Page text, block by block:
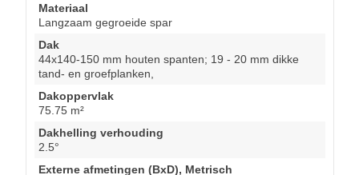
Materiaal
Langzaam gegroeide spar
Dak
44x140-150 mm houten spanten; 19 - 20 mm dikke
tand- en groefplanken,
Dakoppervlak
75.75 m²
Dakhelling verhouding
2.5°
Externe afmetingen (BxD), Metrisch